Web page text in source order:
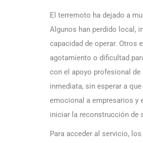
El terremoto ha dejado a
Algunos han perdido local,
capacidad de operar. Otros
agotamiento o dificultad
con el apoyo profesional
inmediata, sin esperar a
emocional a empresarios y
iniciar la reconstrucción de
Para acceder al servicio,